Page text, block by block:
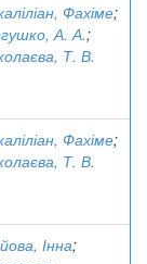
Фахіме;
А. А.;
Т. В.
Фахіме;
Т. В.
Інна;